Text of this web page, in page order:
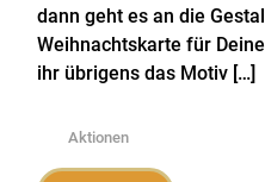
dann geht es an die
Weihnachtskarte für
ihr übrigens das Motiv […]
Aktionen